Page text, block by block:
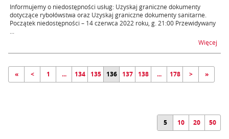
Informujemy o niedostępności usług: Uzyskaj graniczne dokumenty
dotyczące rybołówstwa oraz Uzyskaj graniczne dokumenty sanitarne.
Początek niedostępności – 14 czerwca 2022 roku, g. 21:00 Przewidywany
Więcej
« < 1 ... 134 135 136 137 138 ... 178 > »
5 10 20 50